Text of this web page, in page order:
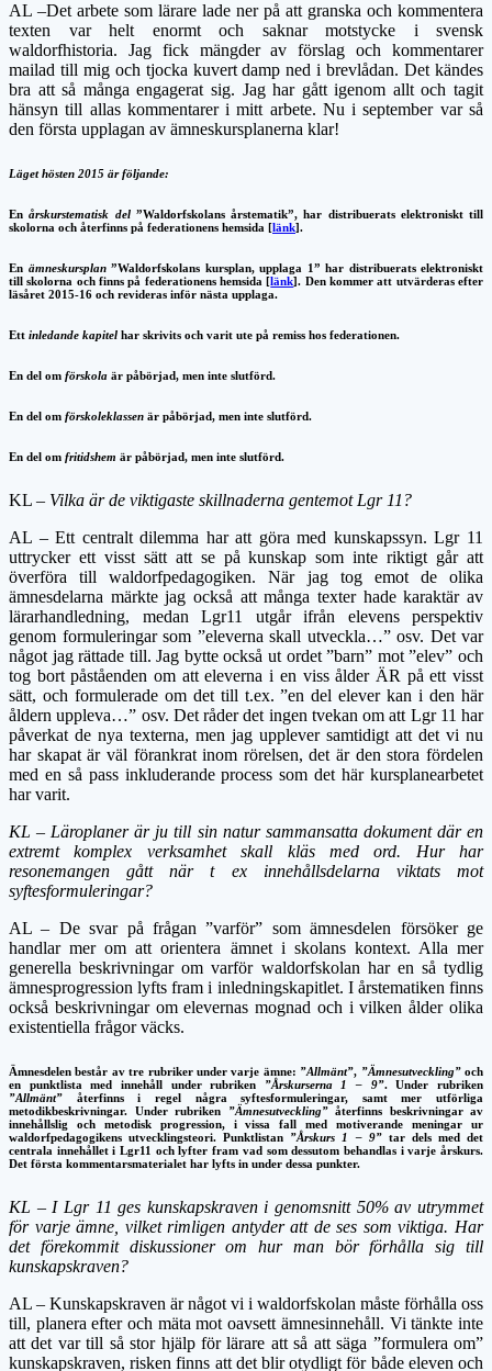
AL –Det arbete som lärare lade ner på att granska och kommentera
texten var helt enormt och saknar motstycke i svensk
waldorfhistoria. Jag fick mängder av förslag och kommentarer
mailad till mig och tjocka kuvert damp ned i brevlådan. Det kändes
bra att så många engagerat sig. Jag har gått igenom allt och tagit
hänsyn till allas kommentarer i mitt arbete. Nu i september var så
den första upplagan av ämneskursplanerna klar!
Läget hösten 2015 är följande:
Enårskurstematisk del”Waldorfskolans årstematik”, har distribuerats elektroniskt till
skolorna och återfinns på federationens hemsida [länk].
En ämneskursplan”Waldorfskolans kursplan, upplaga 1” har distribuerats elektroniskt
till skolorna och finns på federationens hemsida [länk]. Den kommer att utvärderas efter
läsåret 2015-16 och revideras inför nästa upplaga.
Ett inledande kapitel har skrivits och varit ute på remiss hos federationen.
En del om förskola är påbörjad, men inte slutförd.
En del om förskoleklassen är påbörjad, men inte slutförd.
En del om fritidshem är påbörjad, men inte slutförd.
KL – Vilka är de viktigaste skillnaderna gentemot Lgr 11?
AL – Ett centralt dilemma har att göra med kunskapssyn. Lgr 11
uttrycker ett visst sätt att se på kunskap som inte riktigt går att
överföra till waldorfpedagogiken. När jag tog emot de olika
ämnesdelarna märkte jag också att många texter hade karaktär av
lärarhandledning, medan Lgr11 utgår ifrån elevens perspektiv
genom formuleringar som ”eleverna skall utveckla…” osv. Det var
något jag rättade till. Jag bytte också ut ordet ”barn” mot ”elev” och
tog bort påståenden om att eleverna i en viss ålder ÄR på ett visst
sätt, och formulerade om det till t.ex. ”en del elever kan i den här
åldern uppleva…” osv. Det råder det ingen tvekan om att Lgr 11 har
påverkat de nya texterna, men jag upplever samtidigt att det vi nu
har skapat är väl förankrat inom rörelsen, det är den stora fördelen
med en så pass inkluderande process som det här kursplanearbetet
har varit.
KL – Läroplaner är ju till sin natur sammansatta dokument där en
extremt komplex verksamhet skall kläs med ord. Hur har
resonemangen gått när t ex innehållsdelarna viktats mot
syftesformuleringar?
AL – De svar på frågan ”varför” som ämnesdelen försöker ge
handlar mer om att orientera ämnet i skolans kontext. Alla mer
generella beskrivningar om varför waldorfskolan har en så tydlig
ämnesprogression lyfts fram i inledningskapitlet. I årstematiken finns
också beskrivningar om elevernas mognad och i vilken ålder olika
existentiella frågor väcks.
Ämnesdelen består av tre rubriker under varje ämne: ”Allmänt”, ”Ämnesutveckling”och
en punktlista med innehåll under rubriken ”Årskurserna 1 – 9”. Under rubriken
”Allmänt” återfinns i regel några syftesformuleringar, samt mer utförliga
metodikbeskrivningar. Under rubriken
”Ämnesutveckling”återfinns beskrivningar av
innehållslig och metodisk progression, i vissa fall med motiverande meningar ur
waldorfpedagogikens utvecklingsteori. Punktlistan ”Årskurs 1 – 9”tar dels med det
centrala innehållet i Lgr11 och lyfter fram vad som dessutom behandlas i varje årskurs.
Det första kommentarsmaterialet har lyfts in under dessa punkter.
KL – I Lgr 11 ges kunskapskraven i genomsnitt 50% av utrymmet
för varje ämne, vilket rimligen antyder att de ses som viktiga. Har
det förekommit diskussioner om hur man bör förhålla sig till
kunskapskraven?
AL – Kunskapskraven är något vi i waldorfskolan måste förhålla oss
till, planera efter och mäta mot oavsett ämnesinnehåll. Vi tänkte inte
att det var till så stor hjälp för lärare att så att säga ”formulera om”
kunskapskraven, risken finns att det blir otydligt för både eleven och